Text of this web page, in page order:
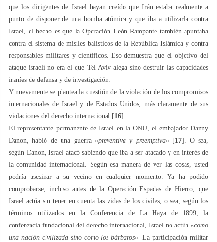
que los dirigentes de Israel hayan creído que Irán estaba realmente a
punto de disponer de una bomba atómica y que iba a utilizarla contra
Israel, el hecho es que la Operación León Rampante también apuntaba
contra el sistema de misiles balísticos de la República Islámica y contra
responsables militares y científicos. Eso demuestra que el objetivo del
ataque israelí no era el que Tel Aviv alega sino destruir las capacidades
iraníes de defensa y de investigación.
Y nuevamente se plantea la cuestión de la violación de los compromisos
internacionales de Israel y de Estados Unidos, más claramente de sus
violaciones del derecho internacional [16].
El representante permanente de Israel en la ONU, el embajador Danny
Danon, habló de una guerra «preventiva y preemptiva» [17]. O sea,
según Danon, Israel atacó sabiendo que iba a ser atacado y en interés de
la comunidad internacional. Según esa manera de ver las cosas, usted
podría asesinar a su vecino en cualquier momento. Ya ha podido
comprobarse, incluso antes de la Operación Espadas de Hierro, que
Israel actúa sin tener en cuenta las vidas de los civiles, o sea, según los
términos utilizados en la Conferencia de La Haya de 1899, la
conferencia fundacional del derecho internacional, Israel no actúa «como
una nación civilizada sino como los bárbaros». La participación militar